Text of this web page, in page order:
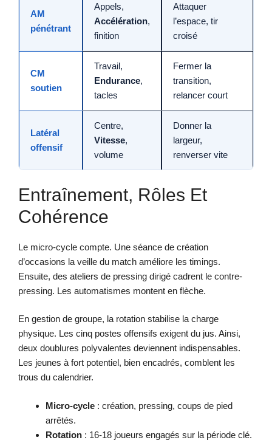
AM
pénétrant
Appels,
Accélération,
finition
Attaquer
l’espace, tir
croisé
CM
soutien
Travail,
Endurance,
tacles
Fermer la
transition,
relancer court
Latéral
offensif
Centre,
Vitesse,
volume
Donner la
largeur,
renverser vite
Entraînement, Rôles Et
Cohérence
Le micro-cycle compte. Une séance de création
d’occasions la veille du match améliore les timings.
Ensuite, des ateliers de pressing dirigé cadrent le contre-
pressing. Les automatismes montent en flèche.
En gestion de groupe, la rotation stabilise la charge
physique. Les cinq postes offensifs exigent du jus. Ainsi,
deux doublures polyvalentes deviennent indispensables.
Les jeunes à fort potentiel, bien encadrés, comblent les
trous du calendrier.
Micro-cycle : création, pressing, coups de pied
arrêtés.
Rotation : 16-18 joueurs engagés sur la période clé.